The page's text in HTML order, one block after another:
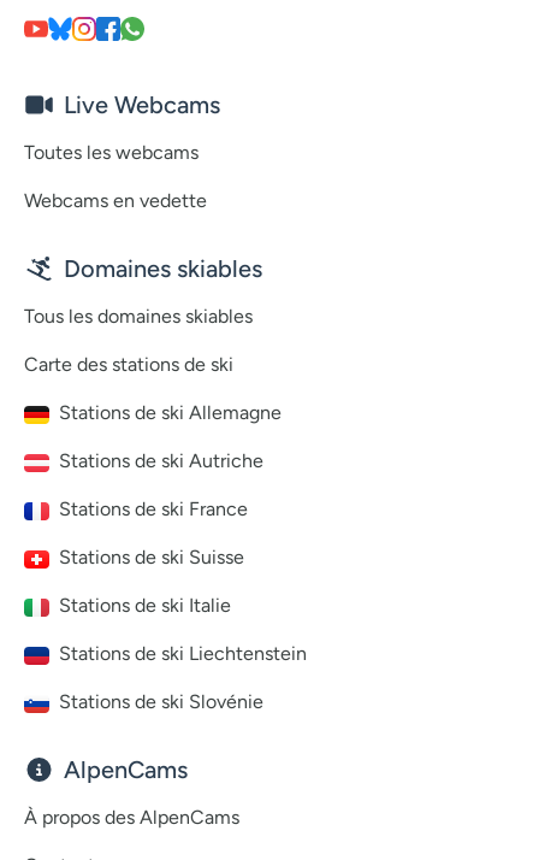
Live Webcams
Toutes les webcams
Webcams en vedette
Domaines skiables
Tous les domaines skiables
Carte des stations de ski
Stations de ski Allemagne
Stations de ski Autriche
Stations de ski France
Stations de ski Suisse
Stations de ski Italie
Stations de ski Liechtenstein
Stations de ski Slovénie
AlpenCams
À propos des AlpenCams